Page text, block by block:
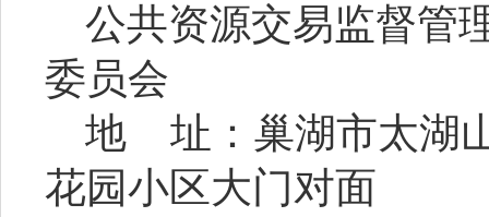
公共资源交易监督管
委员会
地
址：巢湖市太湖
花园小区大门对面